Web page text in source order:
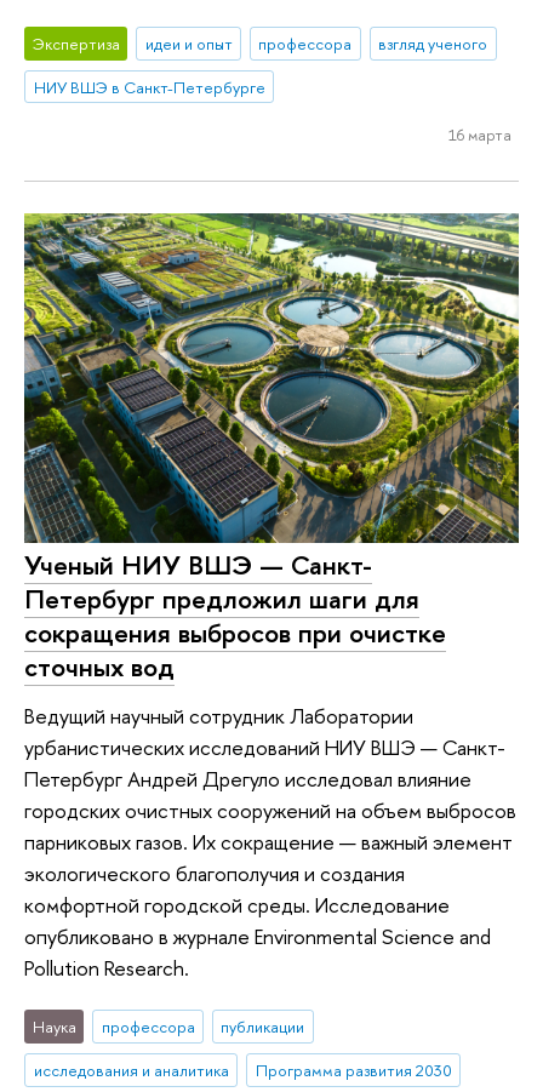
Экспертиза идеи и опыт профессора
взгляд ученого
НИУ ВШЭ в Санкт-Петербурге
16 марта
Ученый НИУ ВШЭ — Санкт-
Петербург предложил шаги для
сокращения выбросов при очистке
сточных вод
Ведущий научный сотрудник Лаборатории
урбанистических исследований НИУ ВШЭ — Санкт-
Петербург Андрей Дрегуло исследовал влияние
городских очистных сооружений на объем выбросов
парниковых газов. Их сокращение — важный элемент
экологического благополучия и создания
комфортной городской среды. Исследование
опубликовано в журнале Environmental Science and
Pollution Research.
Наука профессора
публикации
исследования и аналитика
Программа развития 2030